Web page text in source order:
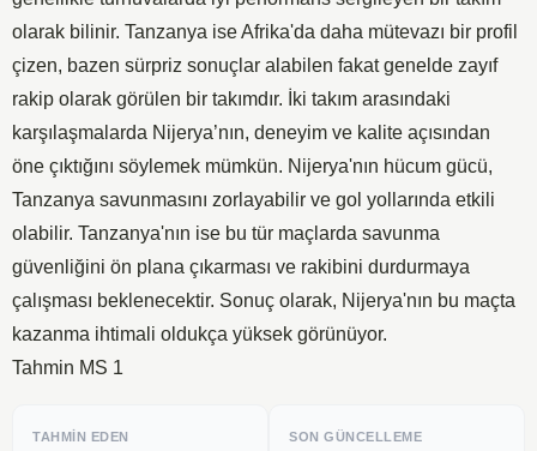
olarak bilinir. Tanzanya ise Afrika'da daha mütevazı bir profil
çizen, bazen sürpriz sonuçlar alabilen fakat genelde zayıf
rakip olarak görülen bir takımdır. İki takım arasındaki
karşılaşmalarda Nijerya’nın, deneyim ve kalite açısından
öne çıktığını söylemek mümkün. Nijerya'nın hücum gücü,
Tanzanya savunmasını zorlayabilir ve gol yollarında etkili
olabilir. Tanzanya'nın ise bu tür maçlarda savunma
güvenliğini ön plana çıkarması ve rakibini durdurmaya
çalışması beklenecektir. Sonuç olarak, Nijerya'nın bu maçta
kazanma ihtimali oldukça yüksek görünüyor.
Tahmin MS 1
TAHMIN EDEN SON GÜNCELLEME